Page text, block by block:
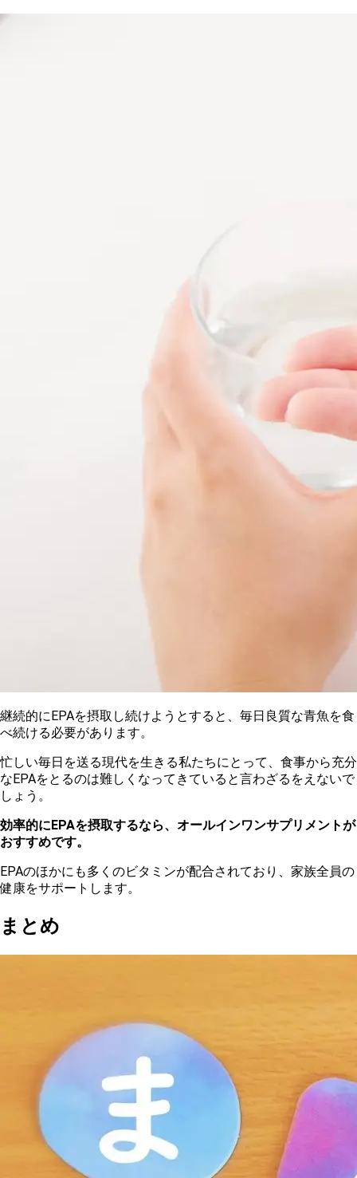
継続的にEPAを摂取し続けようとすると、毎日良質な青魚を食
べ続ける必要があります。
忙しい毎日を送る現代を生きる私たちにとって、食事から充分
なEPAをとるのは難しくなってきていると言わざるをえないで
しょう。
効率的にEPAを摂取するなら、オールインワンサプリメントが
おすすめです。
EPAのほかにも多くのビタミンが配合されており、家族全員の
健康をサポートします。
まとめ